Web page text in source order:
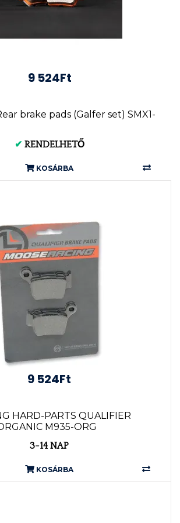
9 524Ft
brake pads (Galfer set) SMX1-
✔ RENDELHETŐ
KOSÁRBA
9 524Ft
HARD-PARTS QUALIFIER
M935-ORG
3-14 NAP
KOSÁRBA